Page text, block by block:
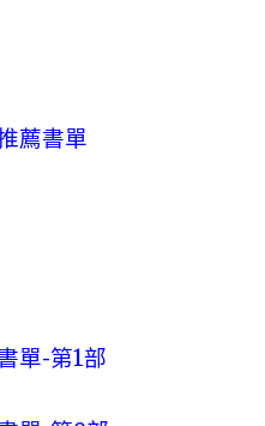
薦書單
單-第1部